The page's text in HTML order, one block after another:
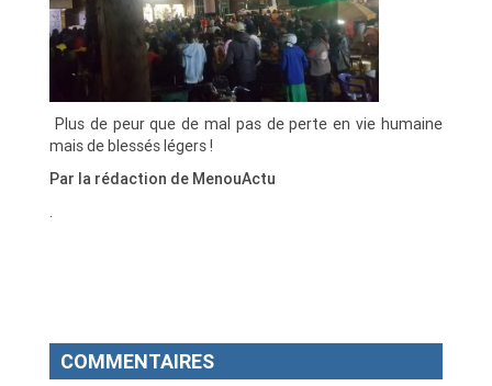
Plus de peur que de mal pas de perte en vie humaine
mais de blessés légers !
Par la rédaction de MenouActu
.
COMMENTAIRES